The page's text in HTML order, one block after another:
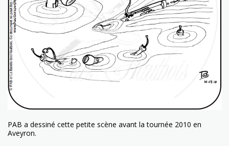
PAB a dessiné cette petite scène avant la tournée 2010 en
Aveyron.